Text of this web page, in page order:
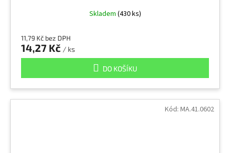
Skladem (430 ks)
11,79 Kč bez DPH
14,27 Kč / ks
DO KOŠÍKU
Kód: MA.41.0602